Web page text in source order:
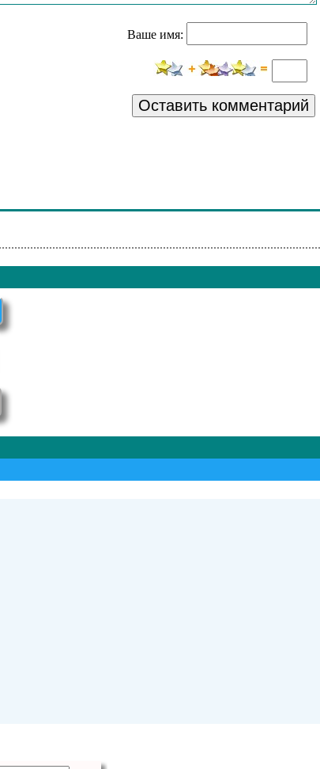
Ваше имя:
Оставить комментарий